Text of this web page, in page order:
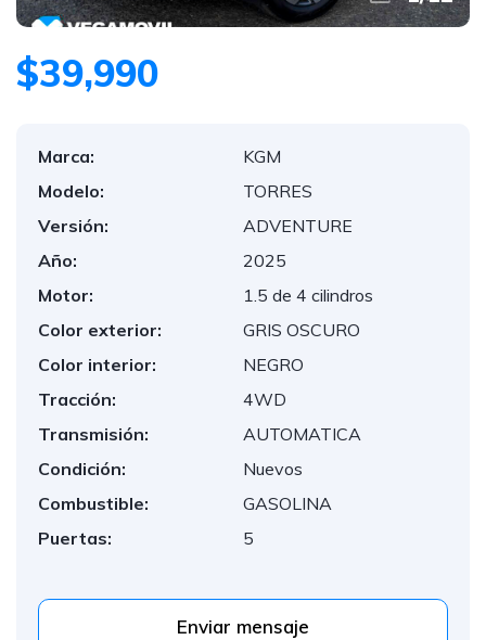
$39,990
Marca:
KGM
Modelo:
TORRES
Versión:
ADVENTURE
Año:
2025
Motor:
1.5 de 4 cilindros
Color exterior:
GRIS OSCURO
Color interior:
NEGRO
Tracción:
4WD
Transmisión:
AUTOMATICA
Condición:
Nuevos
Combustible:
GASOLINA
Puertas:
5
Enviar mensaje